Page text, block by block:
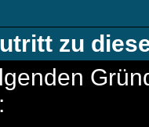
zu